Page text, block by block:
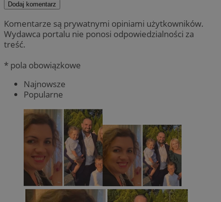
Dodaj komentarz
Komentarze są prywatnymi opiniami użytkowników.
Wydawca portalu nie ponosi odpowiedzialności za
treść.
* pola obowiązkowe
Najnowsze
Popularne